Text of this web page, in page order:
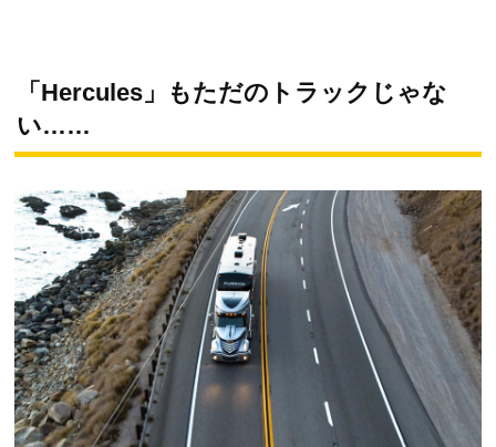
「Hercules」もただのトラックじゃな
い……